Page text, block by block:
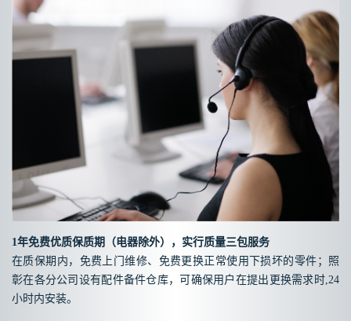
1年免费优质保质期（电器除外），实行质量三包服务
在质保期内，免费上门维修、免费更换正常使用下损坏的零件；照
彰在各分公司设有配件备件仓库，可确保用户在提出更换需求时,24
小时内安装。